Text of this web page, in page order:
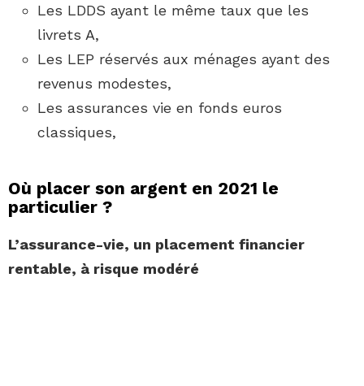
Les LDDS ayant le même taux que les
livrets A,
Les LEP réservés aux ménages ayant des
revenus modestes,
Les assurances vie en fonds euros
classiques,
Où placer son argent en 2021 le
particulier ?
L’assurance-vie, un placement financier
rentable, à risque modéré